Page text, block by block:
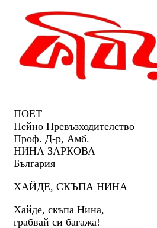
ПОЕТ
Нейно Превъзходителство
Проф. Д-р, Амб.
НИНА ЗАРКОВА
България
ХАЙДЕ, СКЪПА НИНА
Хайде, скъпа Нина,
грабвай си багажа!